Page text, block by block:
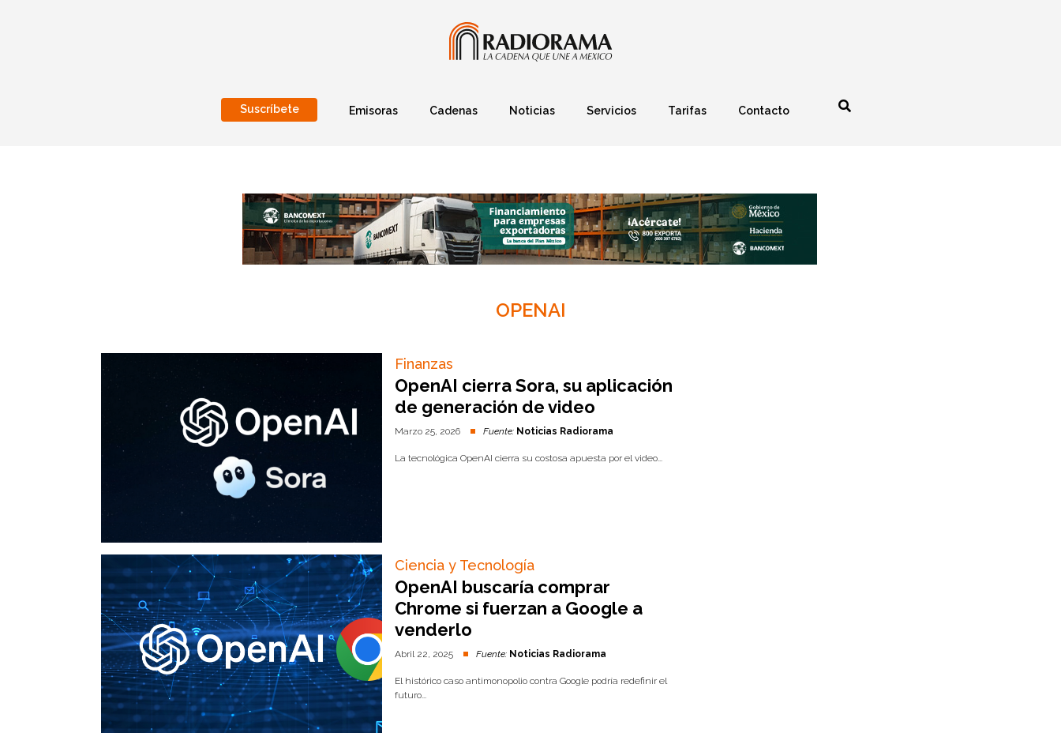
Suscríbete Emisoras Cadenas Noticias Servicios Tarifas Contacto
OPENAI
Finanzas
OpenAI cierra Sora, su aplicación
de generación de video
Marzo 25, 2026 Fuente: Noticias Radiorama
La tecnológica OpenAI cierra su costosa apuesta por el video...
Ciencia y Tecnología
OpenAI buscaría comprar
Chrome si fuerzan a Google a
venderlo
Abril 22, 2025 Fuente: Noticias Radiorama
El histórico caso antimonopolio contra Google podría redefinir el
futuro...